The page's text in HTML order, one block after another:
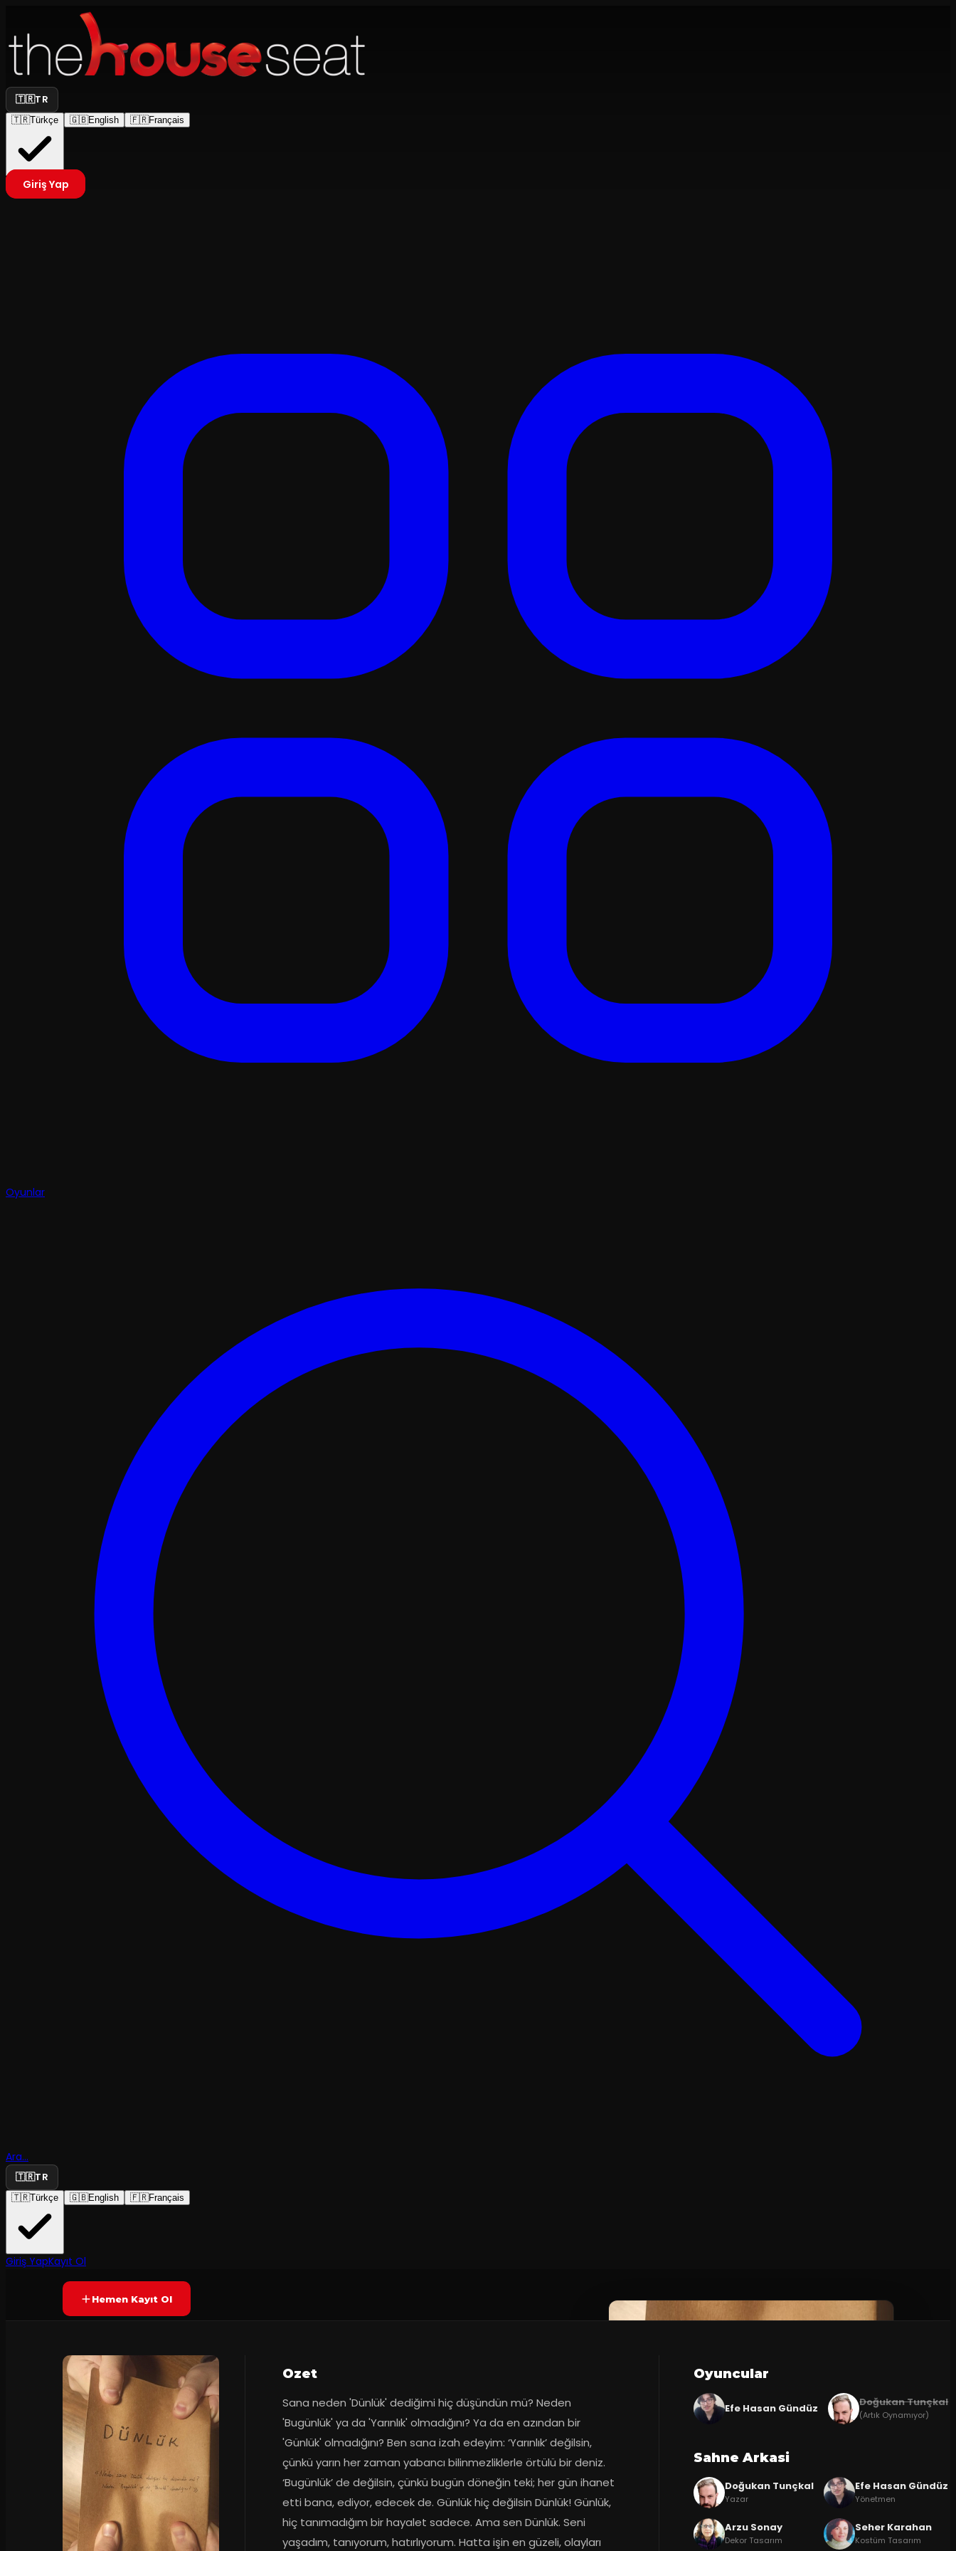
🇹🇷TR
🇹🇷Türkçe 🇬🇧English 🇫🇷Français
Giriş Yap
Oyunlar
Ara...
🇹🇷TR
🇹🇷Türkçe 🇬🇧English 🇫🇷Français
Giriş YapKayıt Ol
Dünlük
YAKINDA
Hemen Kayıt Ol
Ozet
Sana neden 'Dünlük' dediğimi hiç düşündün mü? Neden
'Bugünlük' ya da 'Yarınlık' olmadığını? Ya da en azından bir
'Günlük' olmadığını? Ben sana izah edeyim: ‘Yarınlık’ değilsin,
çünkü yarın her zaman yabancı bilinmezliklerle örtülü bir deniz.
‘Bugünlük’ de değilsin, çünkü bugün döneğin teki; her gün ihanet
etti bana, ediyor, edecek de. Günlük hiç değilsin Dünlük! Günlük,
hiç tanımadığım bir hayalet sadece. Ama sen Dünlük. Seni
yaşadım, tanıyorum, hatırlıyorum. Hatta işin en güzeli, olayları
Oyuncular
Efe Hasan Gündüz Doğukan Tunçkal
(Artık Oynamıyor)
Sahne Arkasi
Doğukan Tunçkal
Yazar
Efe Hasan Gündüz
Yönetmen
Arzu Sonay
Dekor Tasarım
Seher Karahan
Kostüm Tasarım